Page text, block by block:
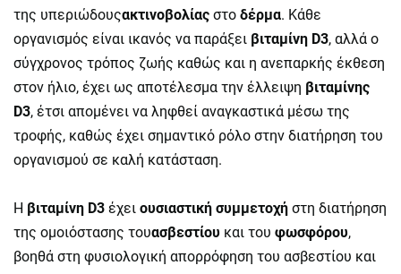
της υπεριώδουςακτινοβολίας στο δέρμα. Κάθε
οργανισμός είναι ικανός να παράξει βιταμίνη D3, αλλά ο
σύγχρονος τρόπος ζωής καθώς και η ανεπαρκής έκθεση
στον ήλιο, έχει ως αποτέλεσμα την έλλειψη βιταμίνης
D3, έτσι απομένει να ληφθεί αναγκαστικά μέσω της
τροφής, καθώς έχει σημαντικό ρόλο στην διατήρηση του
οργανισμού σε καλή κατάσταση.
Η βιταμίνη D3 έχει ουσιαστική συμμετοχή στη διατήρηση
της ομοιόστασης τουασβεστίου και του φωσφόρου,
βοηθά στη φυσιολογική απορρόφηση του ασβεστίου και